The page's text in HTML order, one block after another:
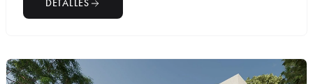
DETALLES